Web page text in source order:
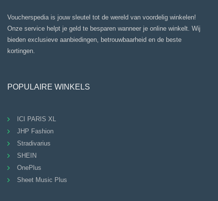
Voucherspedia is jouw sleutel tot de wereld van voordelig winkelen!
Onze service helpt je geld te besparen wanneer je online winkelt. Wij
bieden exclusieve aanbiedingen, betrouwbaarheid en de beste
kortingen.
POPULAIRE WINKELS
ICI PARIS XL
JHP Fashion
Stradivarius
SHEIN
OnePlus
Sheet Music Plus